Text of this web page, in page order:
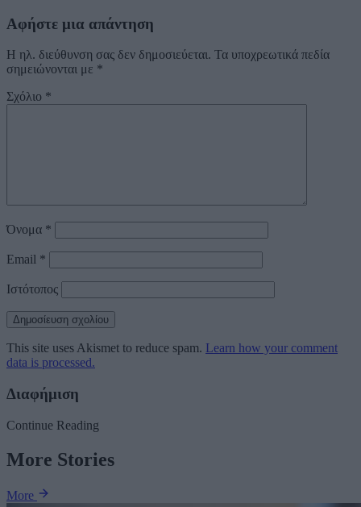
Αφήστε μια απάντηση
Η ηλ. διεύθυνση σας δεν δημοσιεύεται. Τα υποχρεωτικά πεδία
σημειώνονται με *
Σχόλιο *
Όνομα *
Email *
Ιστότοπος
This site uses Akismet to reduce spam. Learn how your comment
data is processed.
Διαφήμιση
Continue Reading
More Stories
More